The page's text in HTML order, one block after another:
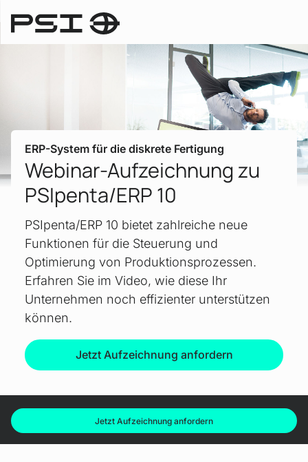
ERP-System für die diskrete Fertigung
Webinar-Aufzeichnung zu
PSIpenta/ERP 10
PSIpenta/ERP 10 bietet zahlreiche neue
Funktionen für die Steuerung und
Optimierung von Produktionsprozessen.
Erfahren Sie im Video, wie diese Ihr
Unternehmen noch effizienter unterstützen
können.
Jetzt Aufzeichnung anfordern
Jetzt Aufzeichnung anfordern